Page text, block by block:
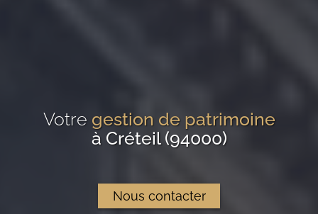
Votre gestion de patrimoine
à Créteil (94000)
Nous contacter